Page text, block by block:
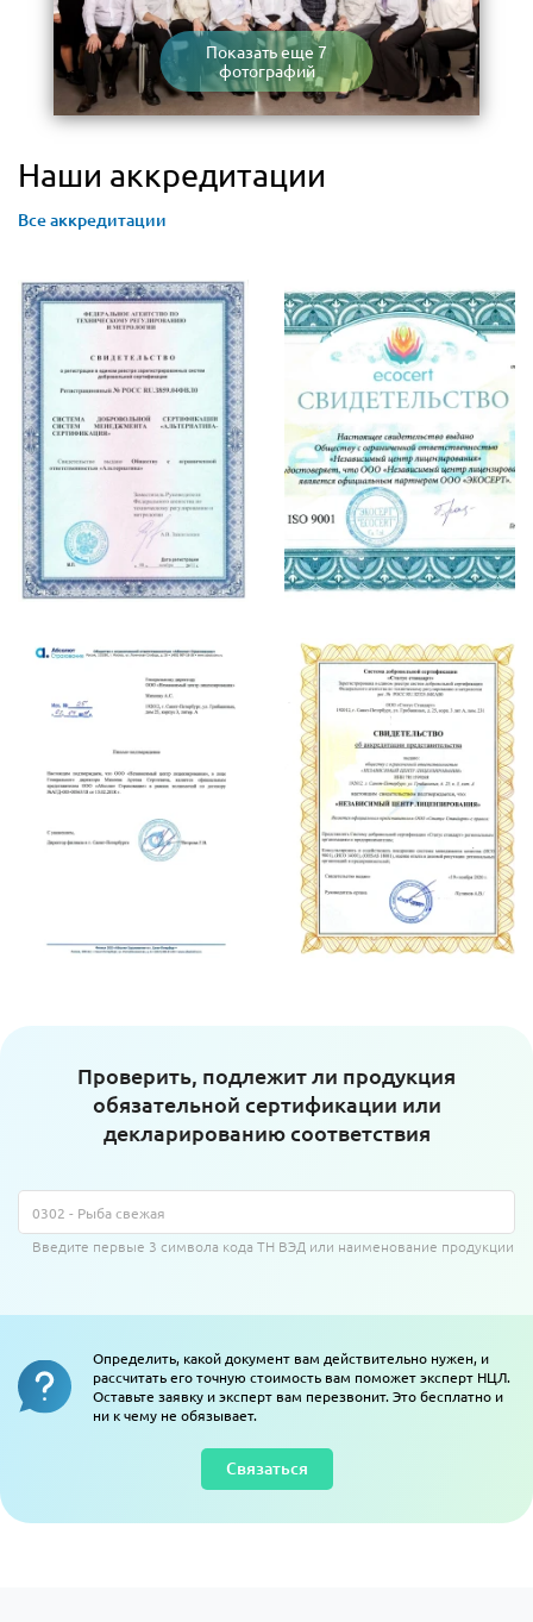
Показать еще 7
фотографий
Наши аккредитации
Все аккредитации
Проверить, подлежит ли продукция
обязательной сертификации или
декларированию соответствия
Введите первые 3 символа кода ТН ВЭД или наименование продукции
Определить, какой документ вам действительно нужен, и
рассчитать его точную стоимость вам поможет эксперт НЦЛ.
Оставьте заявку и эксперт вам перезвонит. Это бесплатно и
ни к чему не обязывает.
Связаться